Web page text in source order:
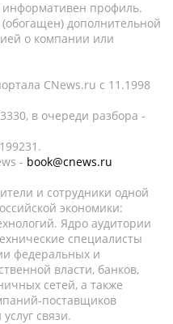
информативен профиль.
дополнительной
о компании или
CNews.ru c 11.1998
в очереди разбора -
- book@cnews.ru
и сотрудники одной
экономики:
Ядро аудитории
специалисты
федеральных и
власти, банков,
сетей, а также
поставщиков
связи.